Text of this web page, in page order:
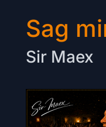
Sag
Sir Maex